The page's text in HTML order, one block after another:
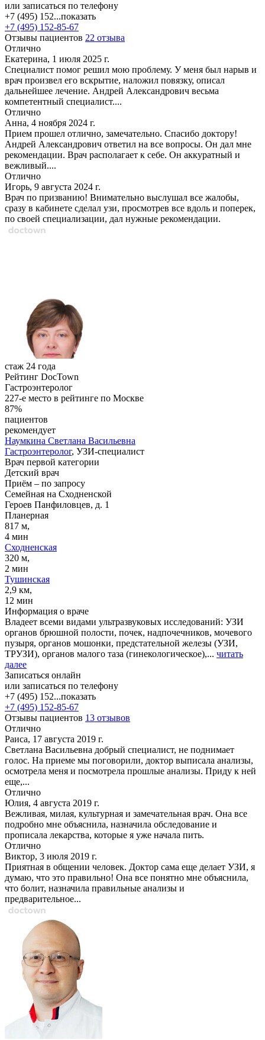
или записаться по телефону
+7 (495) 152...показать
+7 (495) 152-85-67
Отзывы пациентов 22 отзыва
Отлично
Екатерина, 1 июля 2025 г.
Специалист помог решил мою проблему. У меня был нарыв и
врач произвел его вскрытие, наложил повязку, описал
дальнейшее лечение. Андрей Александрович весьма
компетентный специалист....
Отлично
Анна, 4 ноября 2024 г.
Прием прошел отлично, замечательно. Спасибо доктору!
Андрей Александрович ответил на все вопросы. Он дал мне
рекомендации. Врач располагает к себе. Он аккуратный и
вежливый....
Отлично
Игорь, 9 августа 2024 г.
Врач по призванию! Внимательно выслушал все жалобы,
сразу в кабинете сделал узи, просмотрев все вдоль и поперек,
по своей специализации, дал нужные рекомендации.
стаж 24 года
Рейтинг DocTown
Гастроэнтеролог
227-е место в рейтинге по Москве
87%
пациентов
рекомендует
Наумкина Светлана Васильевна
Гастроэнтеролог, УЗИ-специалист
Врач первой категории
Детский врач
Приём – по запросу
Семейная на Сходненской
Героев Панфиловцев, д. 1
Планерная
817 м,
4 мин
Сходненская
320 м,
2 мин
Тушинская
2,9 км,
12 мин
Информация о враче
Владеет всеми видами ультразвуковых исследований: УЗИ
органов брюшной полости, почек, надпочечников, мочевого
пузыря, органов мошонки, предстательной железы (УЗИ,
ТРУЗИ), органов малого таза (гинекологическое),... читать
далее
Записаться онлайн
или записаться по телефону
+7 (495) 152...показать
+7 (495) 152-85-67
Отзывы пациентов 13 отзывов
Отлично
Раиса, 17 августа 2019 г.
Светлана Васильевна добрый специалист, не поднимает
голос. На приеме мы поговорили, доктор выписала анализы,
осмотрела меня и посмотрела прошлые анализы. Приду к ней
еще,...
Отлично
Юлия, 4 августа 2019 г.
Вежливая, милая, культурная и замечательная врач. Она все
подробно мне объяснила, назначила обследование и
прописала лекарства, которые я уже начала пить.
Отлично
Виктор, 3 июля 2019 г.
Приятная в общении человек. Доктор сама еще делает УЗИ, я
думаю, что это правильно! Она все понятно мне объяснила,
что болит, назначила правильные анализы и
предварительное...